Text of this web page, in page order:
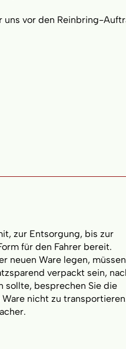
uns vor den Reinbring-
zur Entsorgung, bis zur
für den Fahrer bereit.
neuen Ware legen, müssen
verpackt sein,
sollte, besprechen Sie die
nicht zu